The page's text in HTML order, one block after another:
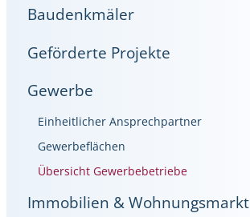
Baudenkmäler
Geförderte Projekte
Gewerbe
Einheitlicher Ansprechpartner
Gewerbeflächen
Übersicht Gewerbebetriebe
Immobilien & Wohnungsmarkt